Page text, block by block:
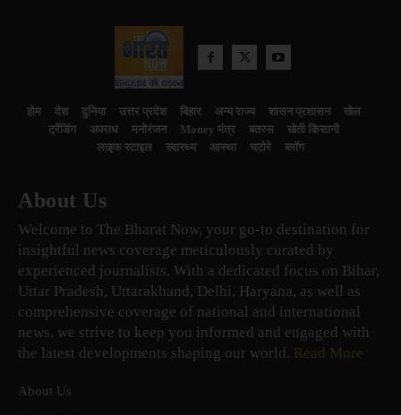
होम देश दुनिया उत्तर प्रदेश बिहार अन्य राज्य शासन प्रशासन
खेल
ट्रेंडिंग
अपराध मनोरंजन Money मंत्र बतरस
खेती किसानी
लाइफ स्टाइल
स्वास्थ्य आस्था चटोरे ब्लॉग
About Us
Welcome to The Bharat Now, your go-to destination for
insightful news coverage meticulously curated by
experienced journalists. With a dedicated focus on Bihar,
Uttar Pradesh, Uttarakhand, Delhi, Haryana, as well as
comprehensive coverage of national and international
news, we strive to keep you informed and engaged with
the latest developments shaping our world. Read More
About Us